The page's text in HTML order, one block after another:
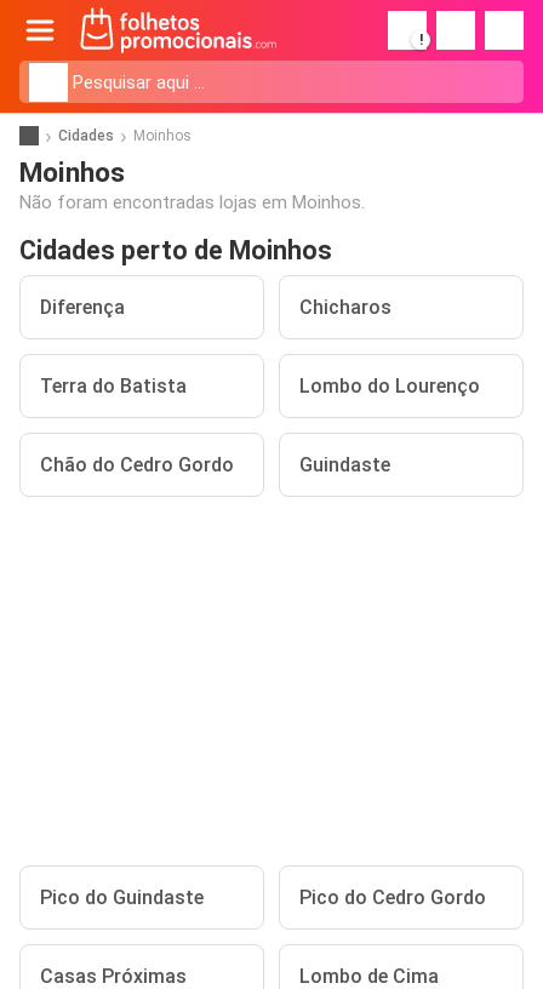
!
Cidades Moinhos
Moinhos
Não foram encontradas lojas em Moinhos.
Cidades perto de Moinhos
Diferença Chicharos
Terra do Batista Lombo do Lourenço
Chão do Cedro Gordo Guindaste
Pico do Guindaste Pico do Cedro Gordo
Casas Próximas Lombo de Cima